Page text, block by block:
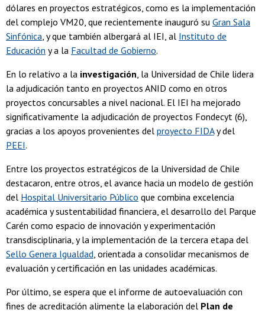
dólares en proyectos estratégicos, como es la implementación
del complejo VM20, que recientemente inauguró su Gran Sala
Sinfónica , y que también albergará al IEI, al Instituto de
Educación y a la Facultad de Gobierno.
En lo relativo a la investigación , la Universidad de Chile lidera
la adjudicación tanto en proyectos ANID como en otros
proyectos concursables a nivel nacional. El IEI ha mejorado
significativamente la adjudicación de proyectos Fondecyt (6),
gracias a los apoyos provenientes del proyecto FIDAy del
PEEI.
Entre los proyectos estratégicos de la Universidad de Chile
destacaron, entre otros, el avance hacia un modelo de gestión
del Hospital Universitario Público que combina excelencia
académica y sustentabilidad financiera, el desarrollo del Parque
Carén como espacio de innovación y experimentación
transdisciplinaria, y la implementación de la tercera etapa del
Sello Genera Igualdad , orientada a consolidar mecanismos de
evaluación y certificación en las unidades académicas.
Por último, se espera que el informe de autoevaluación con
fines de acreditación alimente la elaboración del Plan de